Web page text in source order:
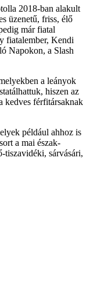
2018-ban alakult
üzenetű, friss, élő
már fiatal
fiatalember, Kendi
Napokon, a Slash
a leányok
hiszen az
kedves férfitársaknak
például ahhoz is
a mai észak-
tiszavidéki, sárvásári,